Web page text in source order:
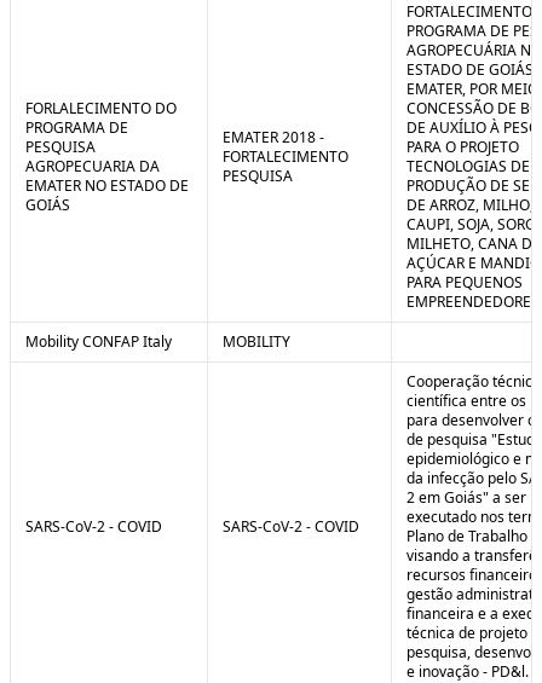
FORLALECIMENTO DO
PROGRAMA DE
PESQUISA
AGROPECUARIA DA
EMATER NO ESTADO DE
GOIÁS
EMATER 2018 -
FORTALECIMENTO
PESQUISA
FORTALECIMENTO
PROGRAMA DE
AGROPECUÁRIA NO
ESTADO DE GOIÁS
EMATER, POR
CONCESSÃO DE
DE AUXÍLIO À
PARA O PROJETO
TECNOLOGIAS DE
PRODUÇÃO DE
DE ARROZ, MILHO,
CAUPI, SOJA,
MILHETO, CANA DE
AÇÚCAR E
PARA PEQUENOS
Mobility CONFAP Italy
MOBILITY
SARS-CoV-2 - COVID SARS-CoV-2 - COVID
Cooperação
científica entre os
para desenvolver o
de pesquisa "Estudo
epidemiológico e
da infecção pelo
2 em Goiás" a ser
executado nos
Plano de Trabalho
visando a
recursos
gestão
financeira e a
técnica de projeto
pesquisa,
e inovação - PD&l.